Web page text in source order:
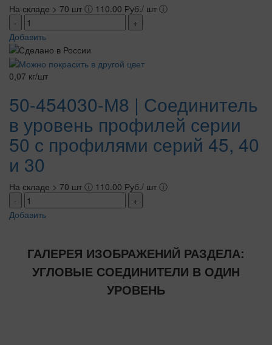
На складе > 70 шт ⓘ 110.00 Руб./ шт ⓘ
-
+
Добавить
0,07 кг/шт
50-454030-М8 | Соединитель
в уровень профилей серии
50 с профилями серий 45, 40
и 30
На складе > 70 шт ⓘ 110.00 Руб./ шт ⓘ
-
+
Добавить
ГАЛЕРЕЯ ИЗОБРАЖЕНИЙ РАЗДЕЛА:
УГЛОВЫЕ СОЕДИНИТЕЛИ В ОДИН
УРОВЕНЬ